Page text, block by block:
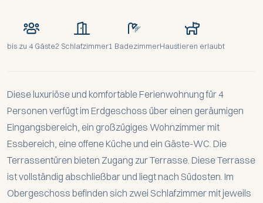
bis zu 4 Gäste2 Schlafzimmer1 BadezimmerHaustieren erlaubt
Diese luxuriöse und komfortable Ferienwohnung für 4
Personen verfügt im Erdgeschoss über einen geräumigen
Eingangsbereich, ein großzügiges Wohnzimmer mit
Essbereich, eine offene Küche und ein Gäste-WC. Die
Terrassentüren bieten Zugang zur Terrasse. Diese Terrasse
ist vollständig abschließbar und liegt nach Südosten. Im
Obergeschoss befinden sich zwei Schlafzimmer mit jeweils